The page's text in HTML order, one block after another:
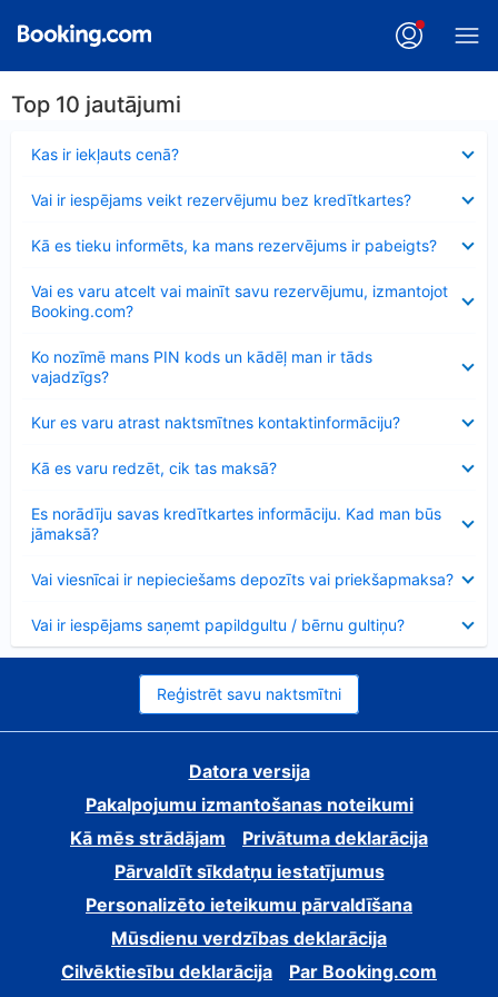
Top 10 jautājumi
Kas ir iekļauts cenā?
Vai ir iespējams veikt rezervējumu bez kredītkartes?
Kā es tieku informēts, ka mans rezervējums ir pabeigts?
Vai es varu atcelt vai mainīt savu rezervējumu, izmantojot
Booking.com?
Ko nozīmē mans PIN kods un kādēļ man ir tāds
vajadzīgs?
Kur es varu atrast naktsmītnes kontaktinformāciju?
Kā es varu redzēt, cik tas maksā?
Es norādīju savas kredītkartes informāciju. Kad man būs
jāmaksā?
Vai viesnīcai ir nepieciešams depozīts vai priekšapmaksa?
Vai ir iespējams saņemt papildgultu / bērnu gultiņu?
Reģistrēt savu naktsmītni
Datora versija
Pakalpojumu izmantošanas noteikumi
Kā mēs strādājam
Privātuma deklarācija
Pārvaldīt sīkdatņu iestatījumus
Personalizēto ieteikumu pārvaldīšana
Mūsdienu verdzības deklarācija
Cilvēktiesību deklarācija
Par Booking.com